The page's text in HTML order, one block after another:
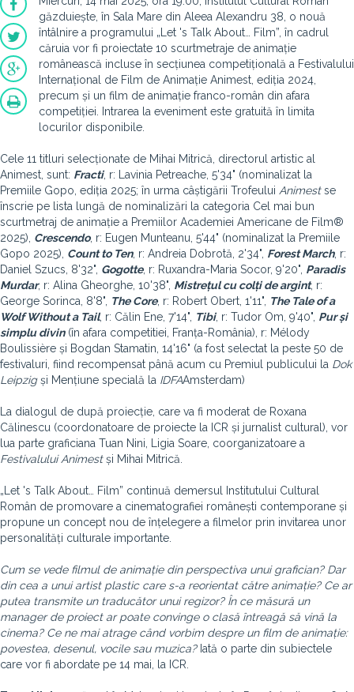
găzduiește, în Sala Mare din Aleea Alexandru 38, o nouă
întâlnire a programului „Let 's Talk About… Film”, în cadrul
căruia vor fi proiectate 10 scurtmetraje de animație
românească incluse în secțiunea competițională a Festivalului
Internațional de Film de Animație Animest, ediția 2024,
precum și un film de animație franco-român din afara
competiției. Intrarea la eveniment este gratuită în limita
locurilor disponibile.
Cele 11 titluri selecționate de Mihai Mitrică, directorul artistic al
Animest, sunt: Fracti, r: Lavinia Petreache, 5'34" (nominalizat la
Premiile Gopo, ediția 2025; în urma câștigării Trofeului Animestse
înscrie pe lista lungă de nominalizări la categoria Cel mai bun
scurtmetraj de animație a Premiilor Academiei Americane de Film®
2025), Crescendo, r: Eugen Munteanu, 5'44" (nominalizat la Premiile
Gopo 2025), Count to Ten, r: Andreia Dobrotă, 2'34", Forest March, r:
Daniel Szucs, 8'32", Gogotte, r: Ruxandra-Maria Socor, 9'20", Paradis
Murdar, r: Alina Gheorghe, 10'38", Mistrețul cu colți de argint, r:
George Sorinca, 8'8", The Core, r: Robert Obert, 1'11", The Tale of a
Wolf Without a Tail, r: Călin Ene, 7'14", Tibi, r: Tudor Om, 9'40", Pur și
simplu divin(în afara competitiei, Franța-România), r: Mélody
Boulissière și Bogdan Stamatin, 14'16" (a fost selectat la peste 50 de
festivaluri, fiind recompensat până acum cu Premiul publicului la Dok
Leipzigși Mențiune specială la IDFAAmsterdam)
La dialogul de după proiecție, care va fi moderat de Roxana
Călinescu (coordonatoare de proiecte la ICR și jurnalist cultural), vor
lua parte graficiana Tuan Nini, Ligia Soare, coorganizatoare a
Festivalului Animestși Mihai Mitrică.
„Let 's Talk About… Film” continuă demersul Institutului Cultural
Român de promovare a cinematografiei românești contemporane și
propune un concept nou de înțelegere a filmelor prin invitarea unor
personalități culturale importante.
Cum se vede filmul de animație din perspectiva unui grafician? Dar
din cea a unui artist plastic care s-a reorientat către animație? Ce ar
putea transmite un traducător unui regizor? În ce măsură un
manager de proiect ar poate convinge o clasă întreagă să vină la
cinema? Ce ne mai atrage când vorbim despre un film de animație:
povestea, desenul, vocile sau muzica?Iată o parte din subiectele
care vor fi abordate pe 14 mai, la ICR.